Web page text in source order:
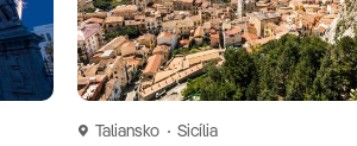
Taliansko Sicília